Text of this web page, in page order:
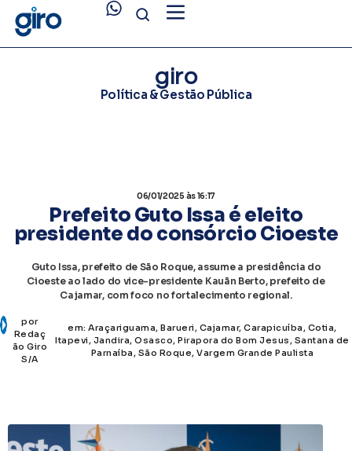
giro
Política & Gestão Pública
06/01/2025 às 16:17
Prefeito Guto Issa é eleito
presidente do consórcio Cioeste
Guto Issa, prefeito de São Roque, assume a presidência do
Cioeste ao lado do vice-presidente Kauãn Berto, prefeito de
Cajamar, com foco no fortalecimento regional.
por
Redaç
ão Giro
S/A
em:Araçariguama,Barueri, Cajamar,Carapicuíba, Cotia,
Itapevi, Jandira,Osasco,Pirapora do Bom Jesus, Santana de
Parnaíba, São Roque,Vargem Grande Paulista